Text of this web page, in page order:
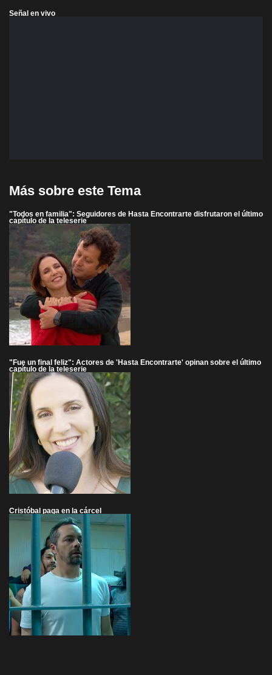
Señal en vivo
Más sobre este Tema
"Todos en familia": Seguidores de Hasta Encontrarte disfrutaron el último
capítulo de la teleserie
"Fue un final feliz": Actores de 'Hasta Encontrarte' opinan sobre el último
capítulo de la teleserie
Cristóbal paga en la cárcel